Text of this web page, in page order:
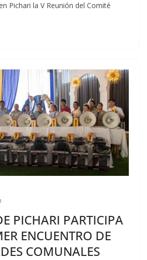
Pichari la V Reunión del Comité
PICHARI PARTICIPA
ENCUENTRO DE
COMUNALES